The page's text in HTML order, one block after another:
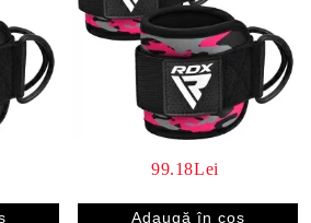
99.18Lei